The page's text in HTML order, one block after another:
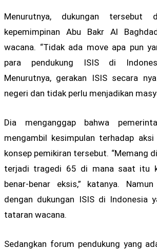
Menurutnya, dukungan tersebut
kepemimpinan Abu Bakr Al
wacana. “Tidak ada move apa pun
para pendukung ISIS di
Menurutnya, gerakan ISIS secara
negeri dan tidak perlu menjadikan
Dia menganggap bahwa
mengambil kesimpulan terhadap
konsep pemikiran tersebut. “Memang
terjadi tragedi 65 di mana saat itu
benar-benar eksis,” katanya.
dengan dukungan ISIS di Indonesia
tataran wacana.
Sedangkan forum pendukung yang